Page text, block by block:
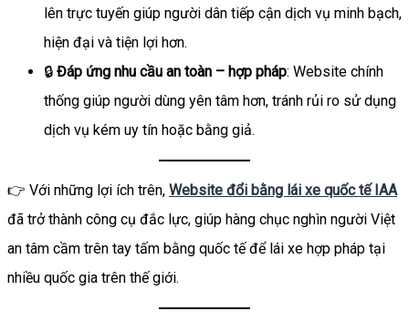
lên trực tuyến giúp người dân tiếp cận dịch vụ minh bạch,
hiện đại và tiện lợi hơn.
🔒 Đáp ứng nhu cầu an toàn – hợp pháp: Website chính
thống giúp người dùng yên tâm hơn, tránh rủi ro sử dụng
dịch vụ kém uy tín hoặc bằng giả.
👉 Với những lợi ích trên, Website đổi bằng lái xe quốc tế IAA
đã trở thành công cụ đắc lực, giúp hàng chục nghìn người Việt
an tâm cầm trên tay tấm bằng quốc tế để lái xe hợp pháp tại
nhiều quốc gia trên thế giới.